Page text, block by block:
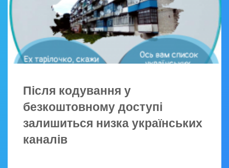
Після кодування у
безкоштовному доступі
залишиться низка українських
каналів